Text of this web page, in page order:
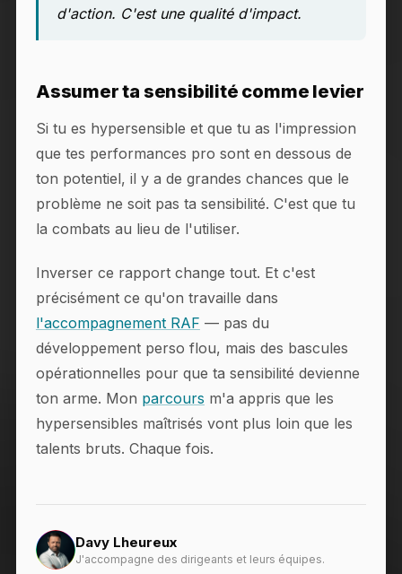
d'action. C'est une qualité d'impact.
Assumer ta sensibilité comme levier
Si tu es hypersensible et que tu as l'impression
que tes performances pro sont en dessous de
ton potentiel, il y a de grandes chances que le
problème ne soit pas ta sensibilité. C'est que tu
la combats au lieu de l'utiliser.
Inverser ce rapport change tout. Et c'est
précisément ce qu'on travaille dans
l'accompagnement RAF — pas du
développement perso flou, mais des bascules
opérationnelles pour que ta sensibilité devienne
ton arme. Mon parcours m'a appris que les
hypersensibles maîtrisés vont plus loin que les
talents bruts. Chaque fois.
Davy Lheureux
J'accompagne des dirigeants et leurs équipes.